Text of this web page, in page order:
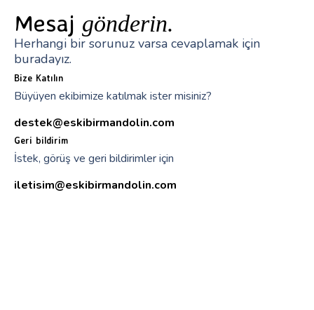
Mesaj gönderin.
Herhangi bir sorunuz varsa cevaplamak için
buradayız.
Bize Katılın
Büyüyen ekibimize katılmak ister misiniz?
destek@eskibirmandolin.com
Geri bildirim
İstek, görüş ve geri bildirimler için
iletisim@eskibirmandolin.com